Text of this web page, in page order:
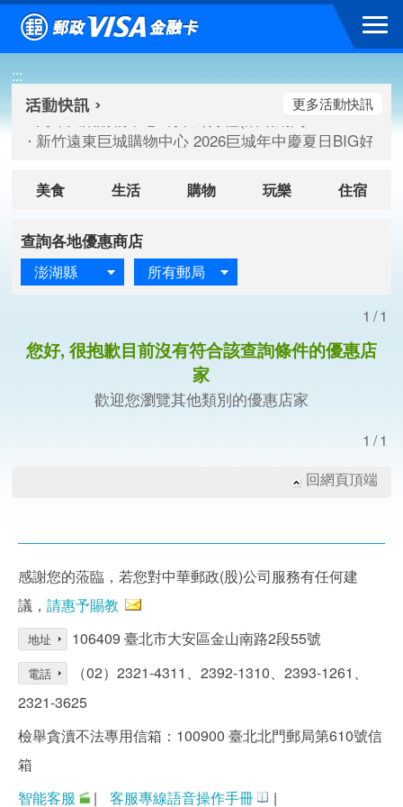
跳到主要內容區塊
:::
高雄大樂購物中心 刷卡郵好禮(活動期間：115/08/07-
臺北三創生活 有點東西第2波 刷卡郵好禮(活動期間：
高雄大樂購物中心 刷卡郵好禮(活動期間：115/08/07-
新竹遠東巨城購物中心 2026巨城年中慶夏日BIG好刷(
更多活動快訊
美食 生活 購物 玩樂 住宿
查詢各地優惠商店
澎湖縣 所有郵局
1/1
您好, 很抱歉目前沒有符合該查詢條件的優惠店
家
歡迎您瀏覽其他類別的優惠店家
1/1
回網頁頂端
感謝您的蒞臨，若您對中華郵政(股)公司服務有任何建
議， 請惠予賜教
地址 106409 臺北市大安區金山南路2段55號
電話
（02）2321-4311、2392-1310、2393-1261、
2321-3625
檢舉貪瀆不法專用信箱：100900 臺北北門郵局第610號信
箱
智能客服
| 客服專線語音操作手冊 |